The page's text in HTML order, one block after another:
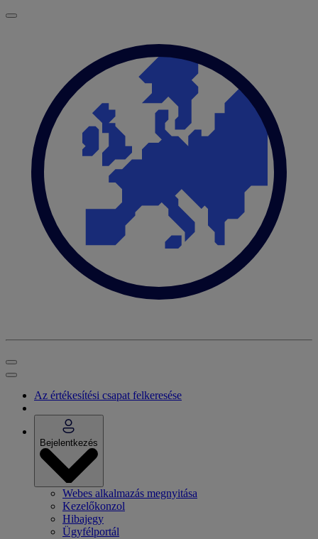
Az értékesítési csapat felkeresése
Bejelentkezés
Webes alkalmazás megnyitása
Kezelőkonzol
Hibajegy
Ügyfélportál